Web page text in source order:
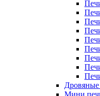
Дровяные
Мини